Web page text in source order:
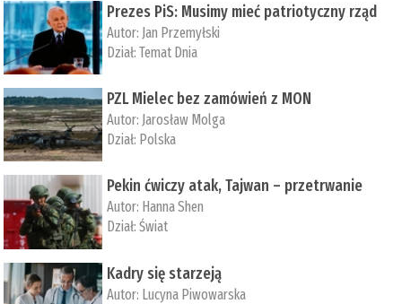
Prezes PiS: Musimy mieć patriotyczny rząd
Autor: Jan Przemyłski
Dział:Temat Dnia
PZL Mielec bez zamówień z MON
Autor: Jarosław Molga
Dział: Polska
Pekin ćwiczy atak, Tajwan – przetrwanie
Autor: ­Hanna Shen
Dział:Świat
Kadry się starzeją
Autor: Lucyna Piwowarska